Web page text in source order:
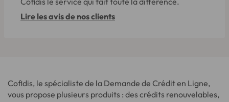
Lire les avis de nos clients
Cofidis, le spécialiste de la Demande de Crédit en Ligne,
vous propose plusieurs produits : des crédits renouvelables,